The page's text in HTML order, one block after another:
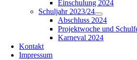
Einschulung 2024
Schuljahr 2023/24
Abschluss 2024
Projektwoche und
Karneval 2024
Kontakt
Impressum